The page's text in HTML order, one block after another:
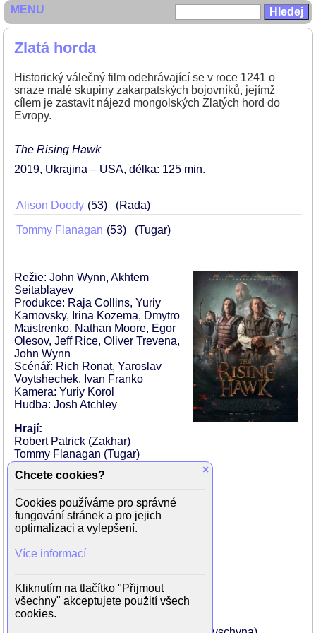
Zlatá horda
Historický válečný film odehrávající se v roce 1241 o
snaze malé skupiny zakarpatských bojovníků, jejímž
cílem je zastavit nájezd mongolských Zlatých hord do
Evropy.
The Rising Hawk
2019 Ukrajina – USA délka: 125 min
Alison Doody 53 (Rada)
Tommy Flanagan 53 (Tugar)
Režie: John Wynn, Akhtem
Seitablayev
Produkce: Raja Collins, Yuriy
Karnovsky, Irina Kozema, Dmytro
Maistrenko, Nathan Moore, Egor
Olesov, Jeff Rice, Oliver Trevena,
John Wynn
Scénář: Rich Ronat, Yaroslav
Voytshechek, Ivan Franko
Kamera: Yuriy Korol
Hudba: Josh Atchley
Hrají:
Robert Patrick (Zakhar)
Tommy Flanagan (Tugar)
Alex MacNicoll (Maksim)
Tserenbold Tsegmid (Burunda)
Rocky Myers (Ivan)
Oliver Trevena (Bohun)
Oleh Voloschenko (Gard)
Ayan Utepbergenov (Mengyi)
Viktor Zhdanov (Horun)
Maryna Koshkina (Oosta)
Evgeniy Lebedin (Shepherd Boy Ilko)
MENU
×
Chcete cookies?
Cookies používáme pro správné
fungování stránek a pro jejich
optimalizaci a vylepšení.
Více informací
Kliknutím na tlačítko "Přijmout
všechny" akceptujete použití všech
cookies.